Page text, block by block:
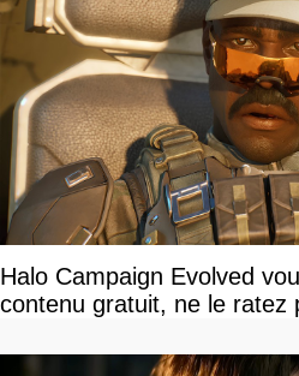
Halo Campaign Evolved
contenu gratuit, ne le ratez